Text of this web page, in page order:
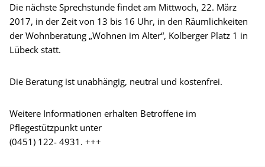
Die nächste Sprechstunde findet am Mittwoch, 22. März
2017, in der Zeit von 13 bis 16 Uhr, in den Räumlichkeiten
der Wohnberatung „Wohnen im Alter“, Kolberger Platz 1 in
Lübeck statt.
Die Beratung ist unabhängig, neutral und kostenfrei.
Weitere Informationen erhalten Betroffene im
Pflegestützpunkt unter
(0451) 122- 4931. +++